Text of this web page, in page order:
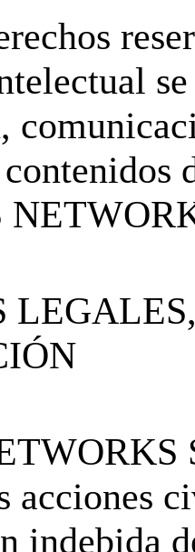
acciones
indebida